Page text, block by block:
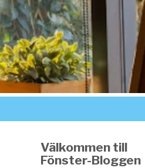
Välkommen till
Fönster-Bloggen